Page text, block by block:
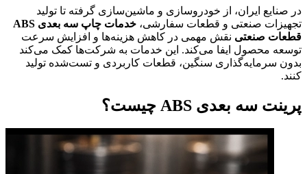
در صنایع ایران، از خودروسازی و ماشین‌سازی گرفته تا تولید
تجهیزات صنعتی و قطعات سفارشی،
خدمات چاپ سه بعدی ABS
قطعات صنعتی نقش مهمی در کاهش هزینه‌ها و افزایش سرعت
توسعه محصول ایفا می‌کند. این خدمات به شرکت‌ها کمک می‌کند
بدون سرمایه‌گذاری سنگین، قطعات کاربردی و تست‌شده تولید
کنند.
پرینت سه بعدی ABS چیست؟